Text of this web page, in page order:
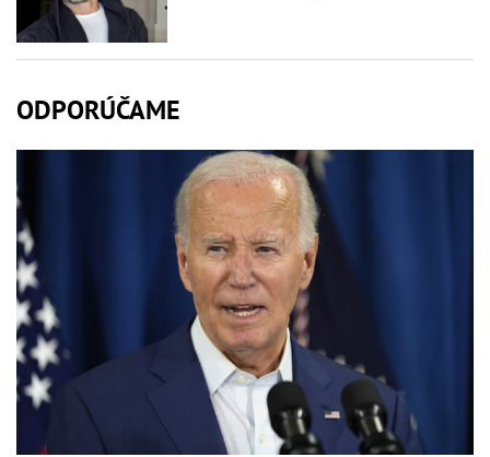
ODPORÚČAME